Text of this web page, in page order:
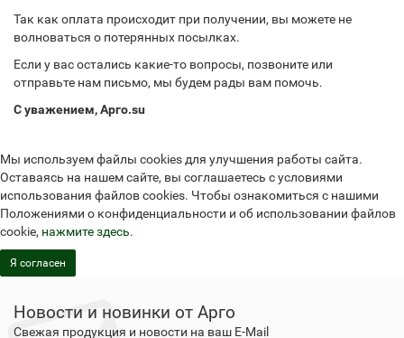
Так как оплата происходит при получении, вы можете не
волноваться о потерянных посылках.
Если у вас остались какие-то вопросы, позвоните или
отправьте нам письмо, мы будем рады вам помочь.
С уважением, Арго.su
Мы используем файлы cookies для улучшения работы сайта.
Оставаясь на нашем сайте, вы соглашаетесь с условиями
использования файлов cookies. Чтобы ознакомиться с нашими
Положениями о конфиденциальности и об использовании файлов
cookie, нажмите здесь.
Я согласен
Новости и новинки от Арго
Свежая продукция и новости на ваш E-Mail